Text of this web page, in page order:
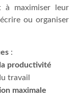
à maximiser leur
ou organiser
:
productivité
travail
maximale